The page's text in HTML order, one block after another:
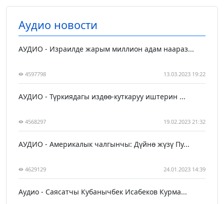
Аудио новости
АУДИО - Израилде жарым миллион адам наараз...
4597798 13.03.2023 19:22
АУДИО - Түркиядагы издөө-куткаруу иштерин ...
4568297 19.02.2023 21:32
АУДИО - Америкалык чалгынчы: Дүйнө жүзү Пу...
4629129 24.01.2023 14:39
Аудио - Саясатчы Кубанычбек Исабеков Курма...